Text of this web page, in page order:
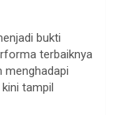
bukti
terbaiknya
menghadapi
tampil